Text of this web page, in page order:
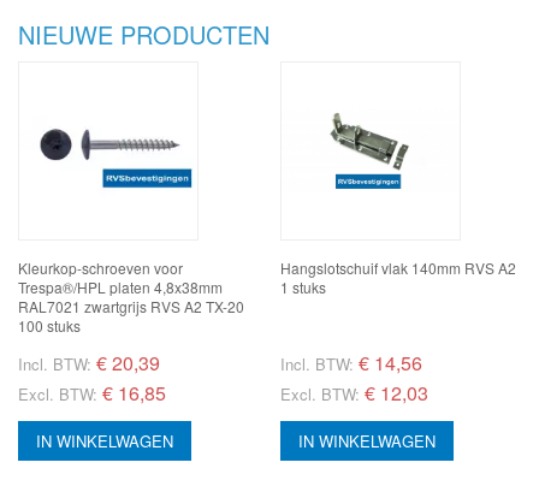
NIEUWE PRODUCTEN
Kleurkop-schroeven voor
Trespa®/HPL platen 4,8x38mm
RAL7021 zwartgrijs RVS A2 TX-20
100 stuks
Incl. BTW: €20,39
Excl. BTW: € 16,85
IN WINKELWAGEN
Hangslotschuif vlak 140mm RVS A2
1 stuks
Incl. BTW: € 14,56
Excl. BTW: € 12,03
IN WINKELWAGEN